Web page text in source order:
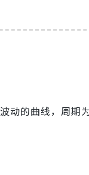
的曲线，周期